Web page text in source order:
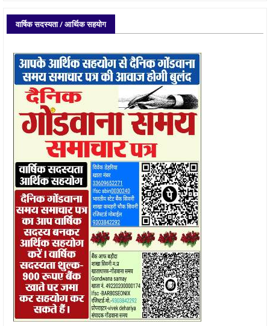
वार्षिक सदस्यता / आर्थिक सहयोग